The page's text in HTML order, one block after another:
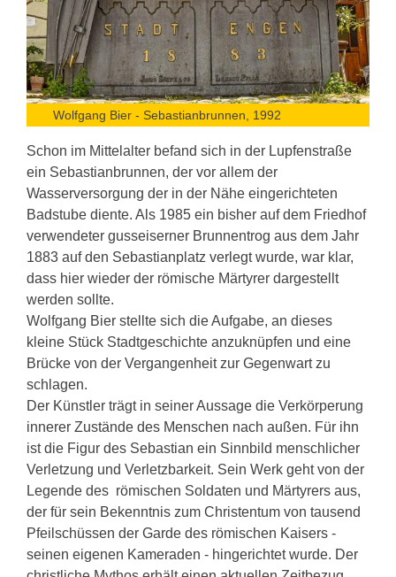
Wolfgang Bier - Sebastianbrunnen, 1992
Schon im Mittelalter befand sich in der Lupfenstraße
ein Sebastianbrunnen, der vor allem der
Wasserversorgung der in der Nähe eingerichteten
Badstube diente. Als 1985 ein bisher auf dem Friedhof
verwendeter gusseiserner Brunnentrog aus dem Jahr
1883 auf den Sebastianplatz verlegt wurde, war klar,
dass hier wieder der römische Märtyrer dargestellt
werden sollte.
Wolfgang Bier stellte sich die Aufgabe, an dieses
kleine Stück Stadtgeschichte anzuknüpfen und eine
Brücke von der Vergangenheit zur Gegenwart zu
schlagen.
Der Künstler trägt in seiner Aussage die Verkörperung
innerer Zustände des Menschen nach außen. Für ihn
ist die Figur des Sebastian ein Sinnbild menschlicher
Verletzung und Verletzbarkeit. Sein Werk geht von der
Legende des römischen Soldaten und Märtyrers aus,
der für sein Bekenntnis zum Christentum von tausend
Pfeilschüssen der Garde des römischen Kaisers -
seinen eigenen Kameraden - hingerichtet wurde. Der